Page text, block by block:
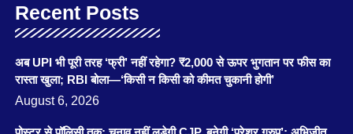
Recent Posts
अब UPI भी पूरी तरह ‘फ्री’ नहीं रहेगा? ₹2,000 से ऊपर भुगतान पर फीस का
रास्ता खुला; RBI बोला—‘किसी न किसी को कीमत चुकानी होगी’
August 6, 2026